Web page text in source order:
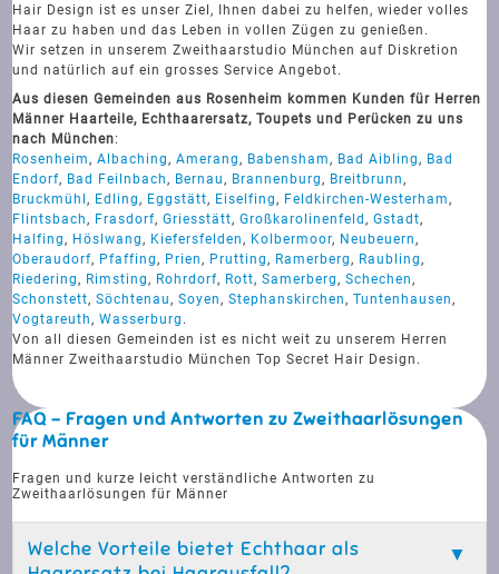
Hair Design ist es unser Ziel, Ihnen dabei zu helfen, wieder volles
Haar zu haben und das Leben in vollen Zügen zu genießen.
Wir setzen in unserem Zweithaarstudio München auf Diskretion
und natürlich auf ein grosses Service Angebot.
Aus diesen Gemeinden aus Rosenheim kommen Kunden für Herren
Männer Haarteile, Echthaarersatz, Toupets und Perücken zu uns
nach München:
Rosenheim,Albaching,Amerang, Babensham, Bad Aibling, Bad
Endorf, Bad Feilnbach, Bernau, Brannenburg, Breitbrunn,
Bruckmühl, Edling, Eggstätt, Eiselfing, Feldkirchen-Westerham,
Flintsbach, Frasdorf,Griesstätt,Großkarolinenfeld,Gstadt,
Halfing, Höslwang, Kiefersfelden, Kolbermoor, Neubeuern,
Oberaudorf, Pfaffing, Prien, Prutting, Ramerberg, Raubling,
Riedering, Rimsting, Rohrdorf, Rott,Samerberg,Schechen,
Schonstett,Söchtenau,Soyen,Stephanskirchen,Tuntenhausen,
Vogtareuth,Wasserburg .
Von all diesen Gemeinden ist es nicht weit zu unserem Herren
Männer Zweithaarstudio München Top Secret Hair Design.
FAQ - Fragen und Antworten zu Zweithaarlösungen
für Männer
Fragen und kurze leicht verständliche Antworten zu
Zweithaarlösungen für Männer
Welche Vorteile bietet Echthaar als